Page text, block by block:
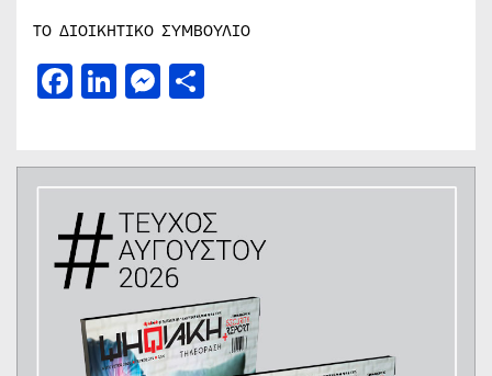
ΤΟ ΔΙΟΙΚΗΤΙΚΟ ΣΥΜΒΟΥΛΙΟ
Facebook
LinkedIn
Messenger